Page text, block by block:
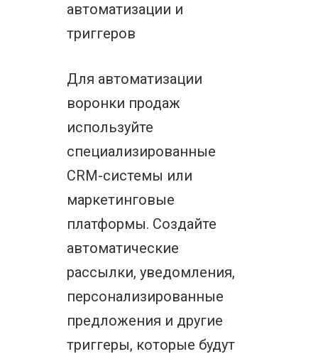
автоматизации и
триггеров
Для автоматизации
воронки продаж
используйте
специализированные
CRM-системы или
маркетинговые
платформы. Создайте
автоматические
рассылки, уведомления,
персонализированные
предложения и другие
триггеры, которые будут